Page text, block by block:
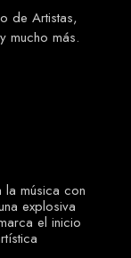
de Artistas,
mucho más.
música con
explosiva
el inicio